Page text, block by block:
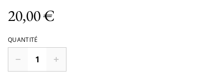
20,00 €
QUANTITÉ